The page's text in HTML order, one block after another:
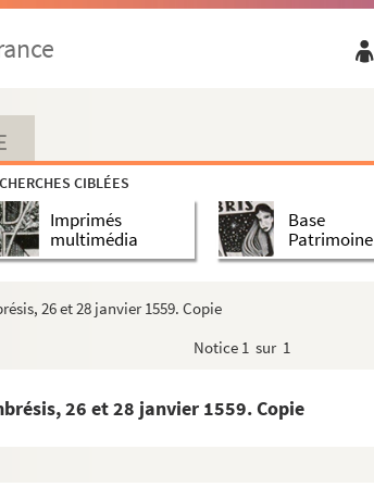
CIBLÉES
Imprimés
multimédia
Base
Patrimoine
26 et 28 janvier 1559. Copie
Notice 1 sur 1
26 et 28 janvier 1559. Copie
du Mont-Saint-Eloi, 5 décembre 1558. Esp.
Doullens, 3 décembre 1558. Copie. La duc...
5 décembre 1558. Copie
1558. Copie. Esp.
d'Arras. Groenendale, 8 déeembre 1558. Co...
14 décembre 1558. Copie. L'évêque d'Arras au...
29 décembre 1558 et 2 janvier 1559. Copies
de Cambrai. Bruxelles, 6 janvier 1559...
de Cambrai. Paris, 17 janvier 1559. Copie